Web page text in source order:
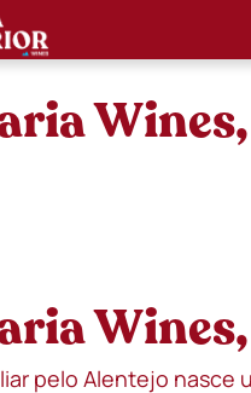
pelo Alentejo nasce